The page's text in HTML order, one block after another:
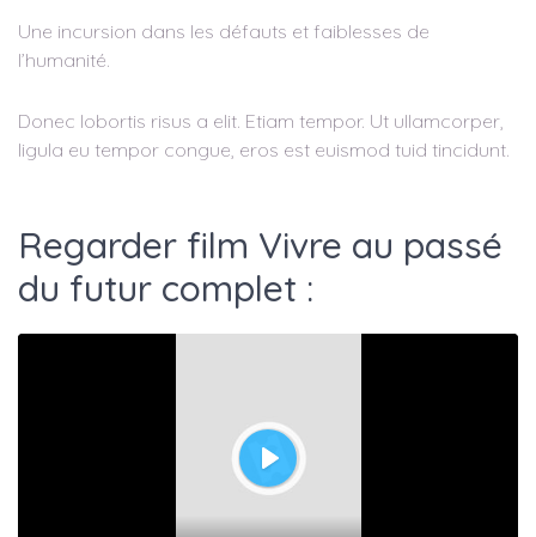
Une incursion dans les défauts et faiblesses de
l’humanité.
Donec lobortis risus a elit. Etiam tempor. Ut ullamcorper,
ligula eu tempor congue, eros est euismod tuid tincidunt.
Regarder film Vivre au passé
du futur complet :
Play